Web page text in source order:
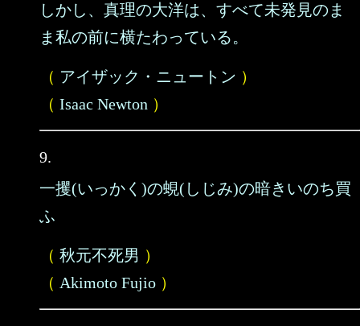
しかし、真理の大洋は、すべて未発見のま
ま私の前に横たわっている。
（ アイザック・ニュートン ）
（ Isaac Newton ）
9.
一攫(いっかく)の蜆(しじみ)の暗きいのち買
ふ
（ 秋元不死男 ）
（ Akimoto Fujio ）